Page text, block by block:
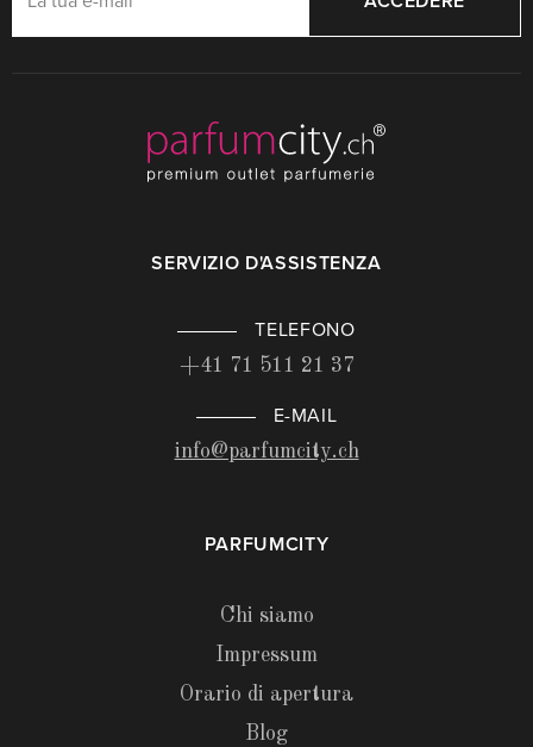
SERVIZIO D'ASSISTENZA
TELEFONO
+41 71 511 21 37
E-MAIL
info@parfumcity.ch
PARFUMCITY
Chi siamo
Impressum
Orario di apertura
Blog